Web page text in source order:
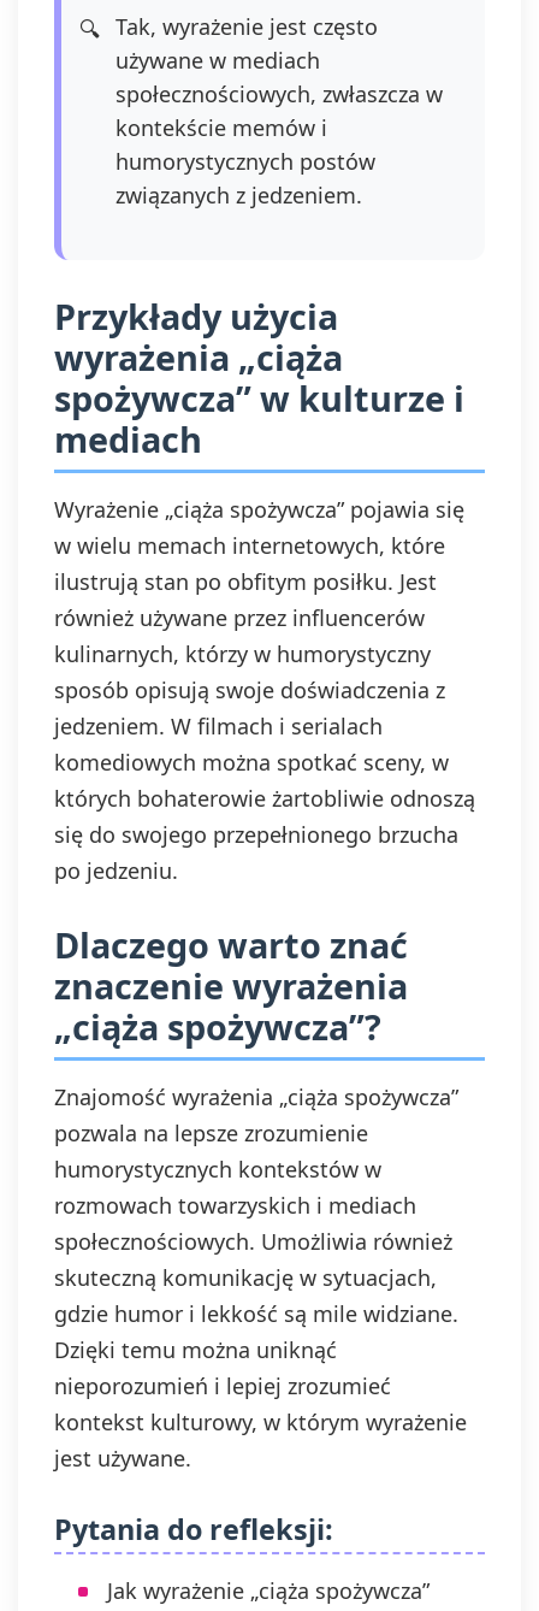
Tak, wyrażenie jest często
używane w mediach
społecznościowych, zwłaszcza w
kontekście memów i
humorystycznych postów
związanych z jedzeniem.
Przykłady użycia
wyrażenia „ciąża
spożywcza” w kulturze i
mediach
Wyrażenie „ciąża spożywcza” pojawia się
w wielu memach internetowych, które
ilustrują stan po obfitym posiłku. Jest
również używane przez influencerów
kulinarnych, którzy w humorystyczny
sposób opisują swoje doświadczenia z
jedzeniem. W filmach i serialach
komediowych można spotkać sceny, w
których bohaterowie żartobliwie odnoszą
się do swojego przepełnionego brzucha
po jedzeniu.
Dlaczego warto znać
znaczenie wyrażenia
„ciąża spożywcza”?
Znajomość wyrażenia „ciąża spożywcza”
pozwala na lepsze zrozumienie
humorystycznych kontekstów w
rozmowach towarzyskich i mediach
społecznościowych. Umożliwia również
skuteczną komunikację w sytuacjach,
gdzie humor i lekkość są mile widziane.
Dzięki temu można uniknąć
nieporozumień i lepiej zrozumieć
kontekst kulturowy, w którym wyrażenie
jest używane.
Pytania do refleksji:
Jak wyrażenie „ciąża spożywcza”